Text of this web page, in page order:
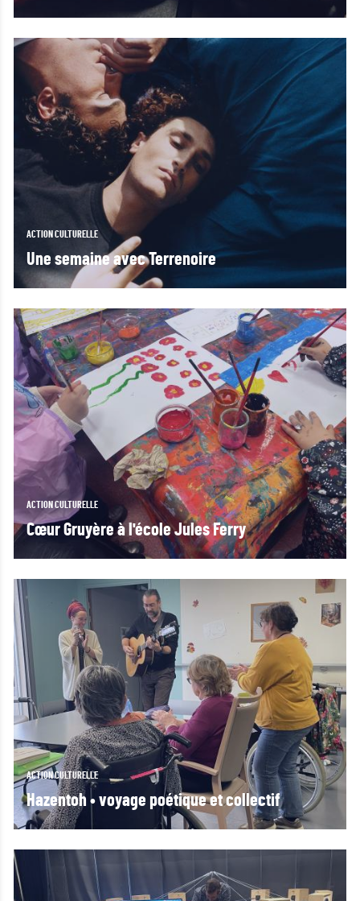
ACTION CULTURELLE
Une semaine avec Terrenoire
ACTION CULTURELLE
Cœur Gruyère à l'école Jules Ferry
ACTION CULTURELLE
Hazentoh • voyage poétique et collectif